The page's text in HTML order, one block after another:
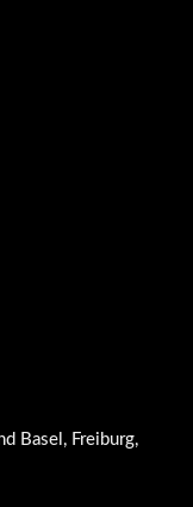
Basel, Freiburg,